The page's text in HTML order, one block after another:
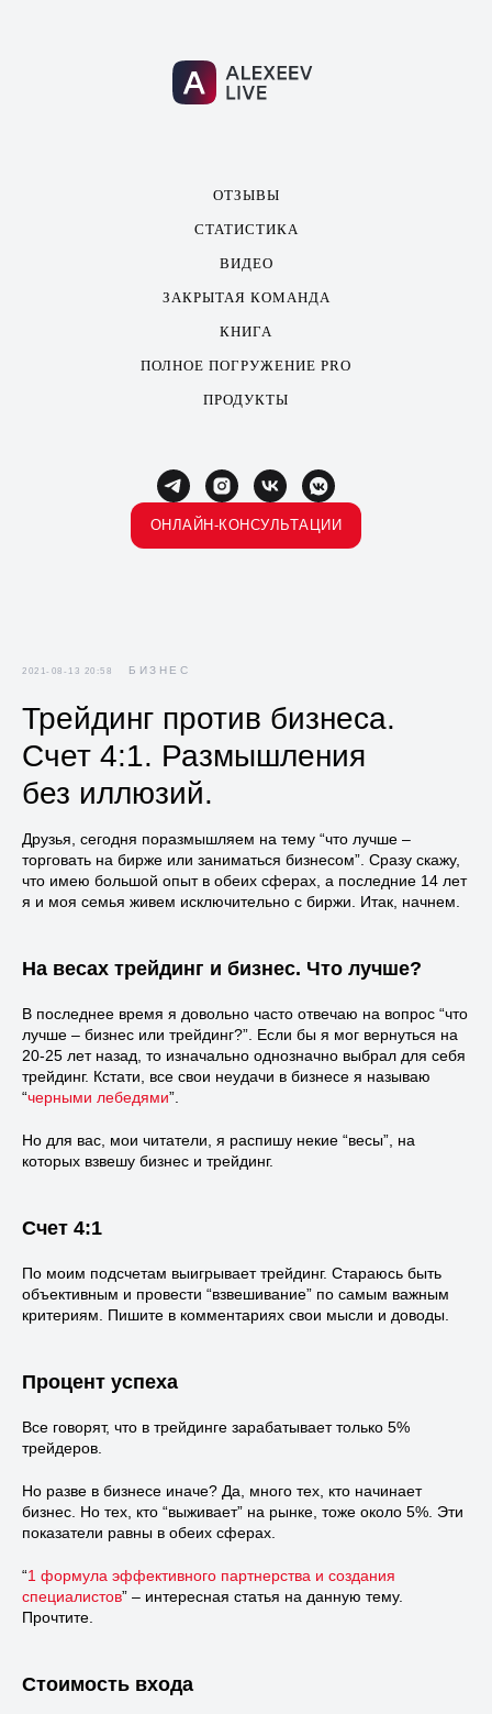
ОТЗЫВЫ
СТАТИСТИКА
ВИДЕО
ЗАКРЫТАЯ КОМАНДА
КНИГА
ПОЛНОЕ ПОГРУЖЕНИЕ PRO
ПРОДУКТЫ
ОНЛАЙН-КОНСУЛЬТАЦИИ
2021-08-13 20:58 БИЗНЕС
Трейдинг против бизнеса.
Счет 4:1. Размышления
без иллюзий.
Друзья, сегодня поразмышляем на тему “что лучше –
торговать на бирже или заниматься бизнесом”. Сразу скажу,
что имею большой опыт в обеих сферах, а последние 14 лет
я и моя семья живем исключительно с биржи. Итак, начнем.
На весах трейдинг и бизнес. Что лучше?
В последнее время я довольно часто отвечаю на вопрос “что
лучше – бизнес или трейдинг?”. Если бы я мог вернуться на
20-25 лет назад, то изначально однозначно выбрал для себя
трейдинг. Кстати, все свои неудачи в бизнесе я называю
“черными лебедями”.
Но для вас, мои читатели, я распишу некие “весы”, на
которых взвешу бизнес и трейдинг.
Счет 4:1
По моим подсчетам выигрывает трейдинг. Стараюсь быть
объективным и провести “взвешивание” по самым важным
критериям. Пишите в комментариях свои мысли и доводы.
Процент успеха
Все говорят, что в трейдинге зарабатывает только 5%
трейдеров.
Но разве в бизнесе иначе? Да, много тех, кто начинает
бизнес. Но тех, кто “выживает” на рынке, тоже около 5%. Эти
показатели равны в обеих сферах.
“1 формула эффективного партнерства и создания
специалистов” – интересная статья на данную тему.
Прочтите.
Стоимость входа